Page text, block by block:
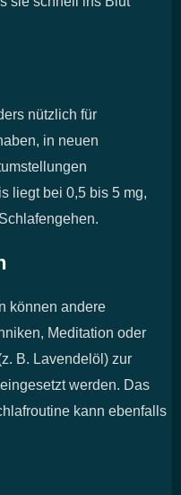
nützlich für
in neuen
liegt bei 0,5 bis 5 mg,
können andere
Meditation oder
B. Lavendelöl) zur
werden. Das
kann ebenfalls